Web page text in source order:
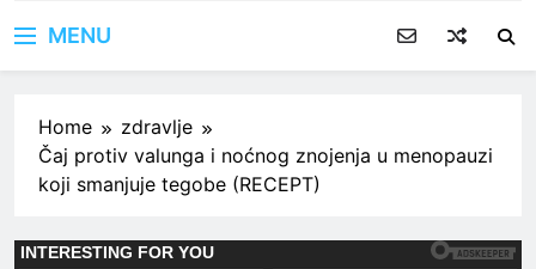
MENU
Home
zdravlje
Čaj protiv valunga i noćnog znojenja u menopauzi
koji smanjuje tegobe (RECEPT)